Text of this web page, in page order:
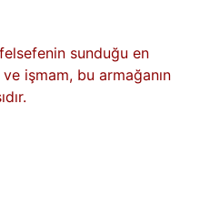
sunduğu en
işmam, bu armağanın